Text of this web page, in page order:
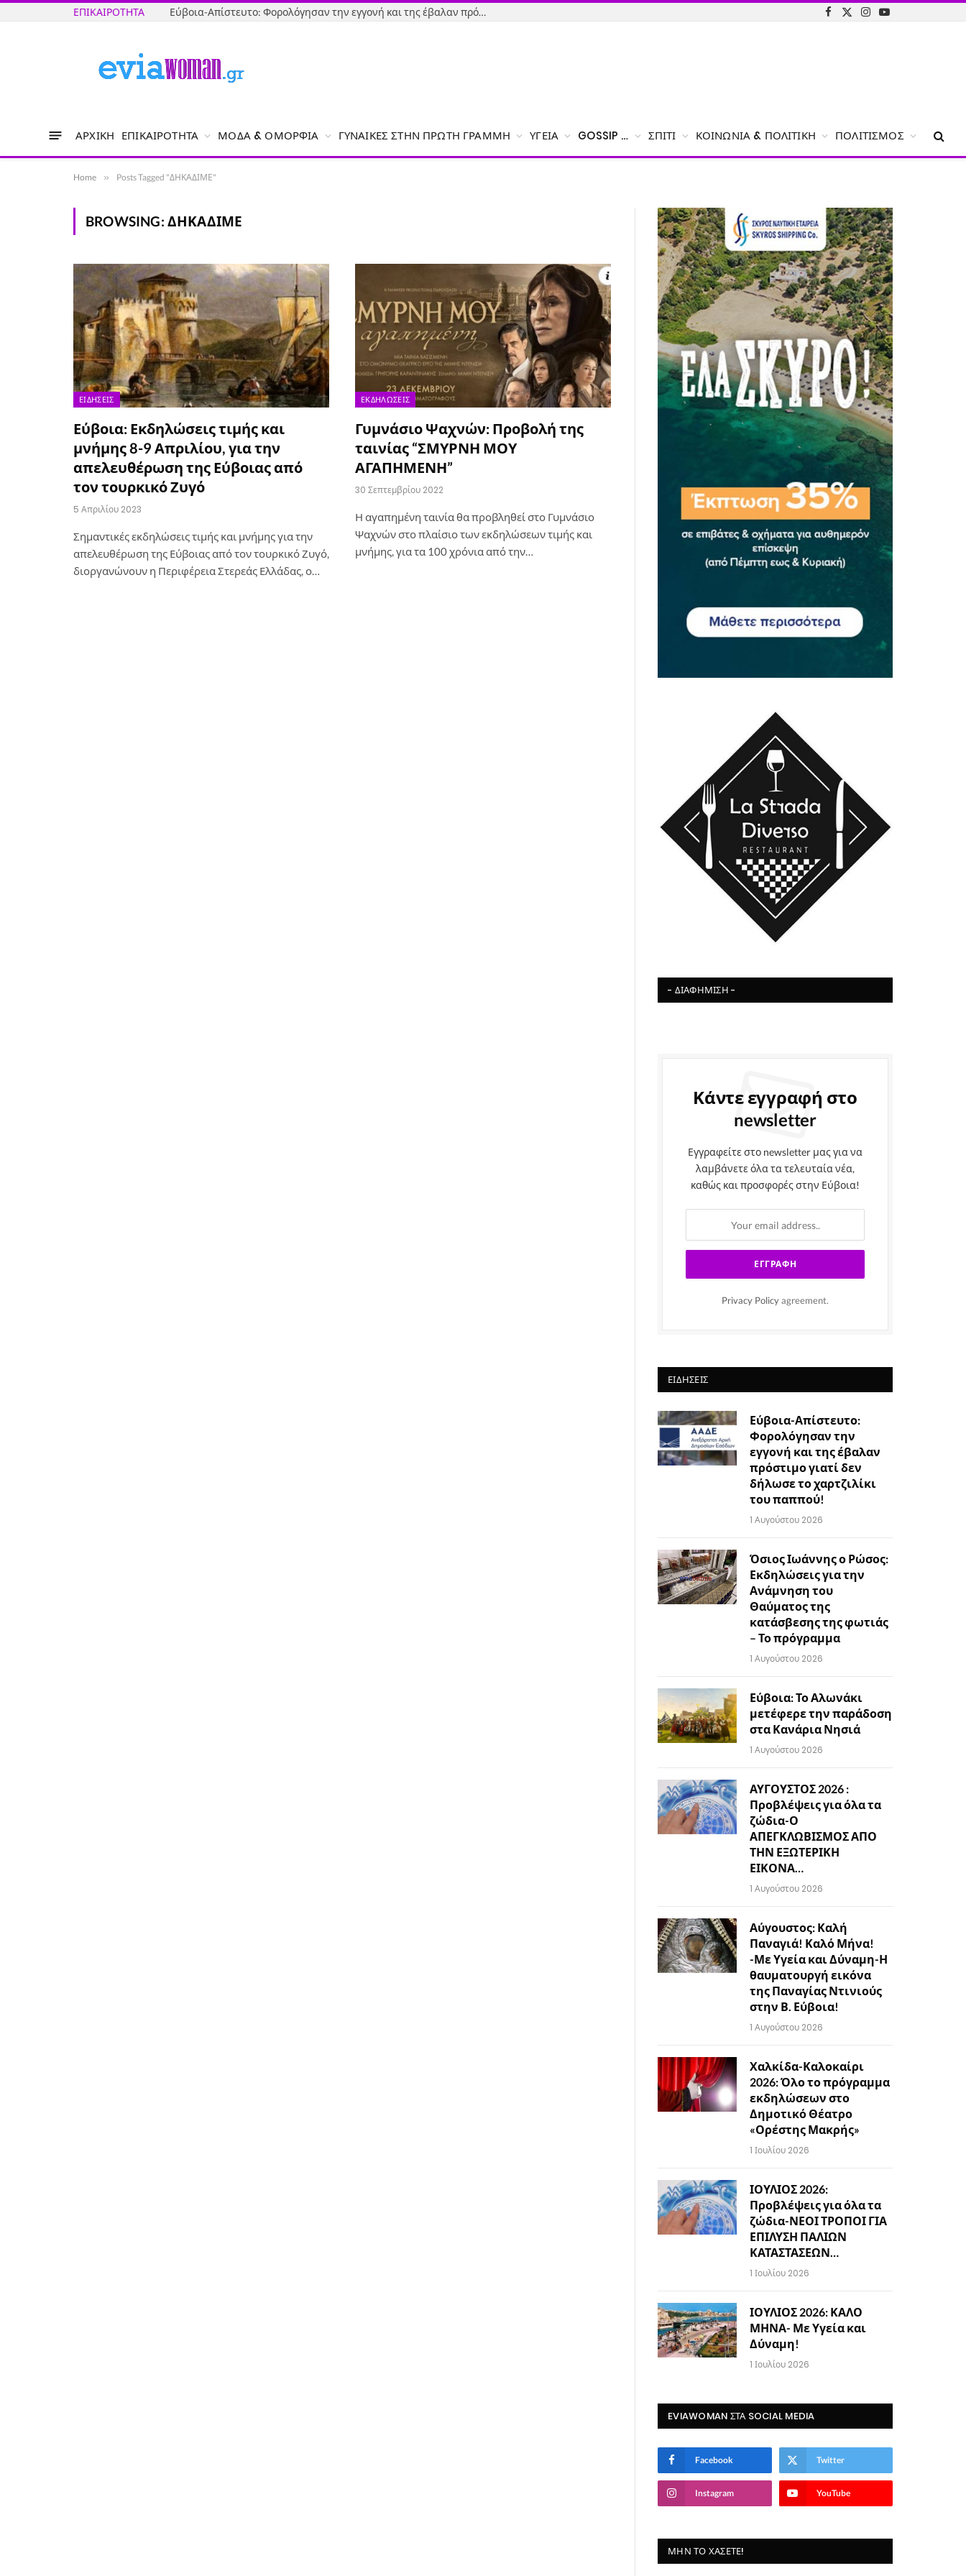
ΕΠΙΚΑΙΡΌΤΗΤΑ Εύβοια-Απίστευτο: Φορολόγησαν την εγγονή και της έβαλαν πρόστιμο γιατί δεν δήλωσε το χαρτζιλίκι του παππού!
Facebook
X
Instagram
YouTube
ΑΡΧΙΚΉ ΕΠΙΚΑΙΡΌΤΗΤΑ ΜΌΔΑ & ΟΜΟΡΦΙΆ ΓΥΝΑΊΚΕΣ ΣΤΗΝ ΠΡΏΤΗ ΓΡΑΜΜΉ ΥΓΕΊΑ GOSSIP … ΣΠΊΤΙ ΚΟΙΝΩΝΊΑ & ΠΟΛΙΤΙΚΉ ΠΟΛΙΤΙΣΜΌΣ
Home » Posts Tagged "ΔΗΚΑΔΙΜΕ"
BROWSING: ΔΗΚΑΔΙΜΕ
ΕΙΔΉΣΕΙΣ
Εύβοια: Εκδηλώσεις τιμής και
μνήμης 8-9 Απριλίου, για την
απελευθέρωση της Εύβοιας από
τον τουρκικό Ζυγό
5 Απριλίου 2023
Σημαντικές εκδηλώσεις τιμής και μνήμης για την
απελευθέρωση της Εύβοιας από τον τουρκικό Ζυγό,
διοργανώνουν η Περιφέρεια Στερεάς Ελλάδας, ο…
ΕΚΔΗΛΏΣΕΙΣ
Γυμνάσιο Ψαχνών: Προβολή της
ταινίας “ΣΜΥΡΝΗ ΜΟΥ
ΑΓΑΠΗΜΕΝΗ”
30 Σεπτεμβρίου 2022
Η αγαπημένη ταινία θα προβληθεί στο Γυμνάσιο
Ψαχνών στο πλαίσιο των εκδηλώσεων τιμής και
μνήμης, για τα 100 χρόνια από την…
- ΔΙΑΦΉΜΙΣΗ -
Κάντε εγγραφή στο
newsletter
Εγγραφείτε στο newsletter μας για να
λαμβάνετε όλα τα τελευταία νέα,
καθώς και προσφορές στην Εύβοια!
Privacy Policy agreement.
ΕΙΔΉΣΕΙΣ
Εύβοια-Απίστευτο:
Φορολόγησαν την
εγγονή και της έβαλαν
πρόστιμο γιατί δεν
δήλωσε το χαρτζιλίκι
του παππού!
1 Αυγούστου 2026
Όσιος Ιωάννης ο Ρώσος:
Εκδηλώσεις για την
Ανάμνηση του
Θαύματος της
κατάσβεσης της φωτιάς
– Το πρόγραμμα
1 Αυγούστου 2026
Εύβοια: Το Αλωνάκι
μετέφερε την παράδοση
στα Κανάρια Νησιά
1 Αυγούστου 2026
ΑΥΓΟΥΣΤΟΣ 2026 :
Προβλέψεις για όλα τα
ζώδια-Ο
ΑΠΕΓΚΛΩΒΙΣΜΟΣ ΑΠΟ
ΤΗΝ ΕΞΩΤΕΡΙΚΗ
ΕΙΚΟΝΑ…
1 Αυγούστου 2026
Αύγουστος: Καλή
Παναγιά! Καλό Μήνα!
-Με Υγεία και Δύναμη-Η
θαυματουργή εικόνα
της Παναγίας Ντινιούς
στην Β. Εύβοια!
1 Αυγούστου 2026
Χαλκίδα-Καλοκαίρι
2026: Όλο το πρόγραμμα
εκδηλώσεων στο
Δημοτικό Θέατρο
«Ορέστης Μακρής»
1 Ιουλίου 2026
ΙΟΥΛΙΟΣ 2026:
Προβλέψεις για όλα τα
ζώδια-ΝΕΟΙ ΤΡΟΠΟΙ ΓΙΑ
ΕΠΙΛΥΣΗ ΠΑΛΙΩΝ
ΚΑΤΑΣΤΑΣΕΩΝ…
1 Ιουλίου 2026
ΙΟΥΛΙΟΣ 2026: ΚΑΛΟ
ΜΗΝΑ- Με Υγεία και
Δύναμη!
1 Ιουλίου 2026
EVIAWOMAN ΣΤΑ SOCIAL MEDIA
Facebook Twitter
Instagram YouTube
ΜΗΝ ΤΟ ΧΆΣΕΤΕ!